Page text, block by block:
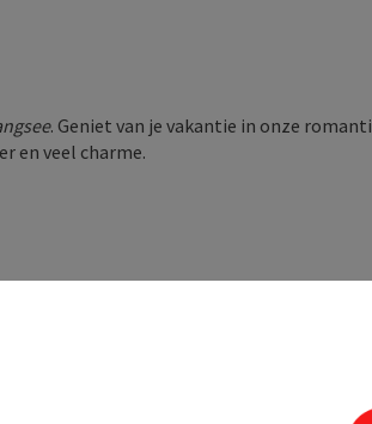
. Geniet van je vakantie in onze
en veel charme.